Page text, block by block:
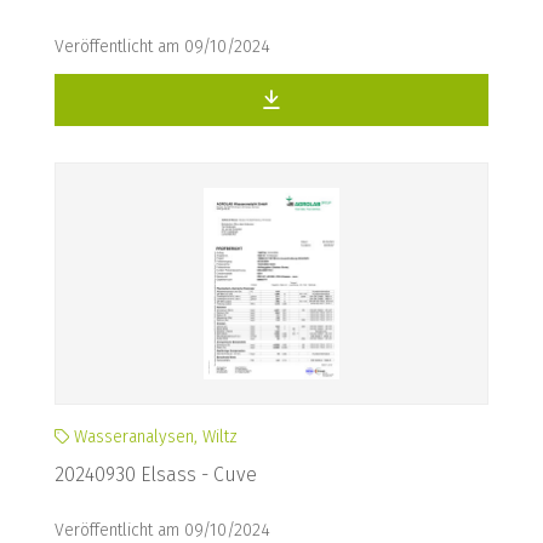
Veröffentlicht am 09/10/2024
Wasseranalysen, Wiltz
20240930 Elsass - Cuve
Veröffentlicht am 09/10/2024